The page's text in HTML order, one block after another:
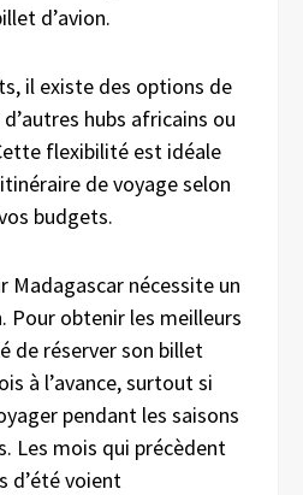
d’avion.
il existe des options de
hubs africains ou
flexibilité est idéale
de voyage selon
budgets.
Madagascar nécessite un
Pour obtenir les meilleurs
de réserver son billet
à l’avance, surtout si
pendant les saisons
Les mois qui précèdent
d’été voient